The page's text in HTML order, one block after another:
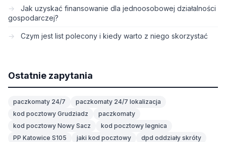
Jak uzyskać finansowanie dla jednoosobowej działalności
gospodarczej?
Czym jest list polecony i kiedy warto z niego skorzystać
Ostatnie zapytania
paczkomaty 24/7
paczkomaty 24/7 lokalizacja
kod pocztowy Grudziadz
paczkomaty
kod pocztowy Nowy Sacz
kod pocztowy legnica
PP Katowice S105
jaki kod pocztowy
dpd oddziały skróty